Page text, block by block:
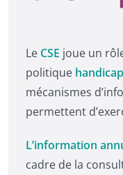
Le CSE joue un
politique handicap
mécanismes
permettent
L’information
cadre de la